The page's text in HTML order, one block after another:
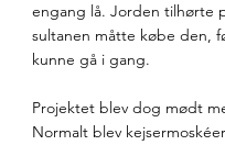
engang lå. Jorden tilhørte
sultanen måtte købe den,
kunne gå i gang.
Projektet blev dog mødt
Normalt blev